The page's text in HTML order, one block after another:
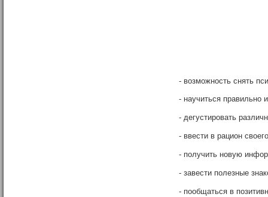
- возможность снять
- научиться правильно
- дегустировать
- ввести в рацион
- получить новую
- завести полезные
- пообщаться в